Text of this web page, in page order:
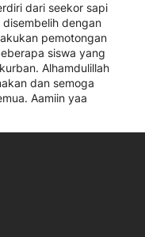
dari seekor sapi
dengan
pemotongan
siswa yang
Alhamdulillah
dan semoga
Aamiin yaa